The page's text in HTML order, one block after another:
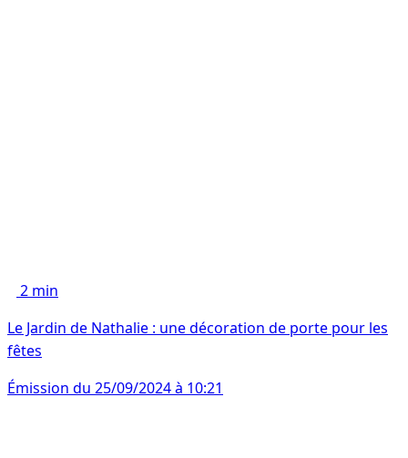
2 min
Le Jardin de Nathalie : une décoration de porte pour les
fêtes
Émission du 25/09/2024 à 10:21